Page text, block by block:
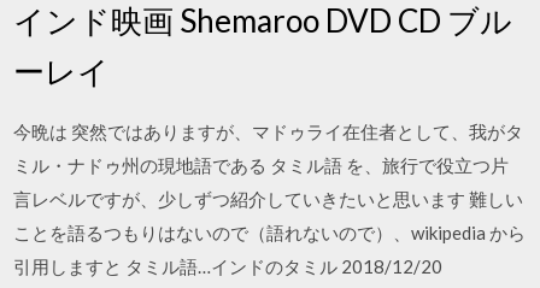
インド映画 Shemaroo DVD CD ブル
ーレイ
今晩は 突然ではありますが、マドゥライ在住者として、我がタ
ミル・ナドゥ州の現地語である タミル語 を、旅行で役立つ片
言レベルですが、少しずつ紹介していきたいと思います 難しい
ことを語るつもりはないので（語れないので）、wikipedia から
引用しますと タミル語…インドのタミル 2018/12/20